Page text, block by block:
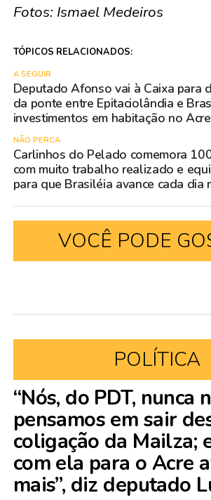
Fotos: Ismael Medeiros
TÓPICOS RELACIONADOS:
A SEGUIR
Deputado Afonso vai à Caixa para
da ponte entre Epitaciolândia e
investimentos em habitação no Acre
NÃO PERCA
Carlinhos do Pelado comemora
com muito trabalho realizado e
para que Brasiléia avance cada dia
VOCÊ PODE
POLÍTICA
“Nós, do PDT, nunca
pensamos em sair
coligação da Mailza;
com ela para o Acre
mais”, diz deputado